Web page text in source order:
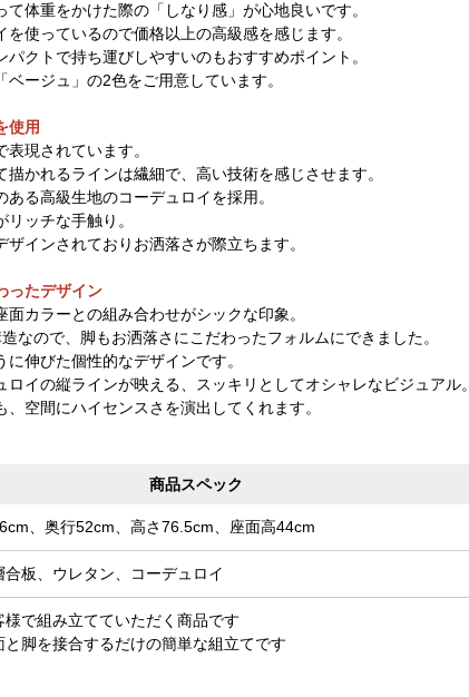
体重をかけた際の「しなり感」が心地良いです。
使っているので価格以上の高級感を感じます。
クトで持ち運びしやすいのもおすすめポイント。
ージュ」の2色をご用意しています。
使用
現されています。
かれるラインは繊細で、高い技術を感じさせます。
る高級生地のコーデュロイを採用。
ッチな手触り。
インされておりお洒落さが際立ちます。
ったデザイン
カラーとの組み合わせがシックな印象。
なので、脚もお洒落さにこだわったフォルムにできました。
伸びた個性的なデザインです。
イの縦ラインが映える、スッキリとしてオシャレなビジュアル。
空間にハイセンスさを演出してくれます。
商品スペック
、奥行52cm、高さ76.5cm、座面高44cm
合板、ウレタン、コーデュロイ
様で組み立てていただく商品です
と脚を接合するだけの簡単な組立てです